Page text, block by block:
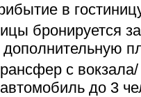
в
бронируется
дополнительную
с
до 3